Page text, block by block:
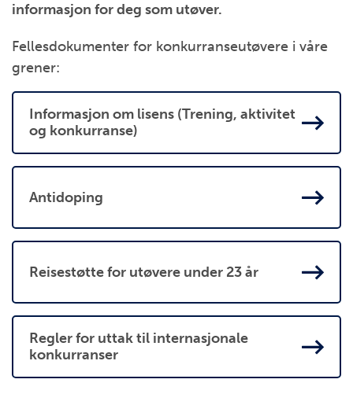
informasjon for deg som utøver.
Fellesdokumenter for konkurranseutøvere i våre
grener:
Informasjon om lisens (Trening, aktivitet
og konkurranse)
Antidoping
Reisestøtte for utøvere under 23 år
Regler for uttak til internasjonale
konkurranser